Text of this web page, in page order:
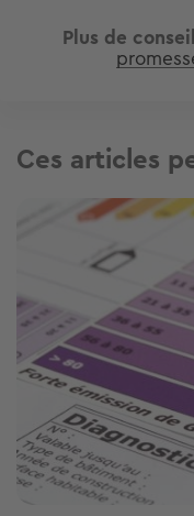
Plus de
Ces articles